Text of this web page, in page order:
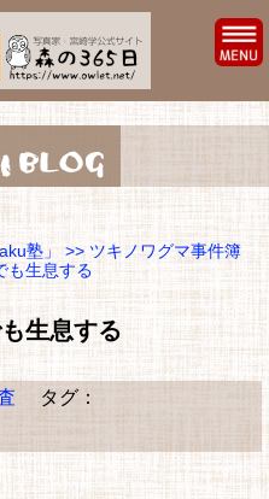
塾」 >> ツキノワグマ事件簿
も生息する
生息する
タグ：